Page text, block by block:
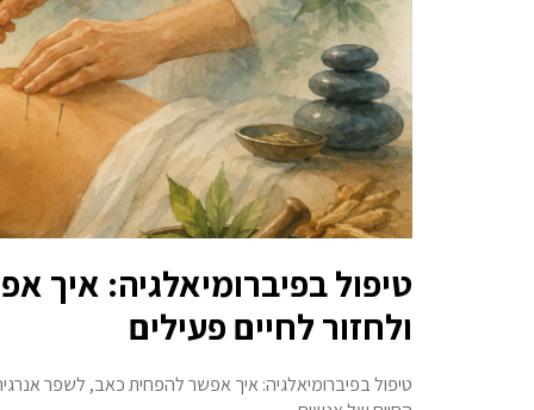
טיפול בפיברומיאלגיה: איך
ולחזור לחיים פעילים
טיפול בפיברומיאלגיה: איך אפשר להפחית כאב, לשפר